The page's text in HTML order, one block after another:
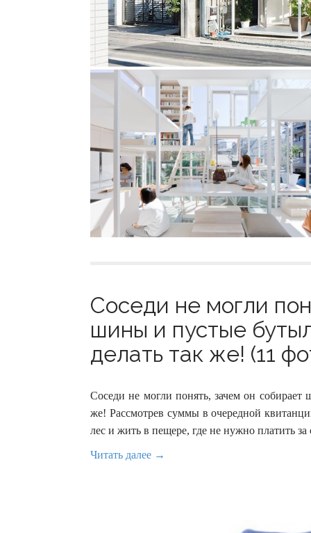
Соседи не могли
шины и пустые
делать так же! (11
Соседи не могли понять, зачем он
же! Рассмотрев суммы в очередной
лес и жить в пещере, где не нужно платить
Читать далее →